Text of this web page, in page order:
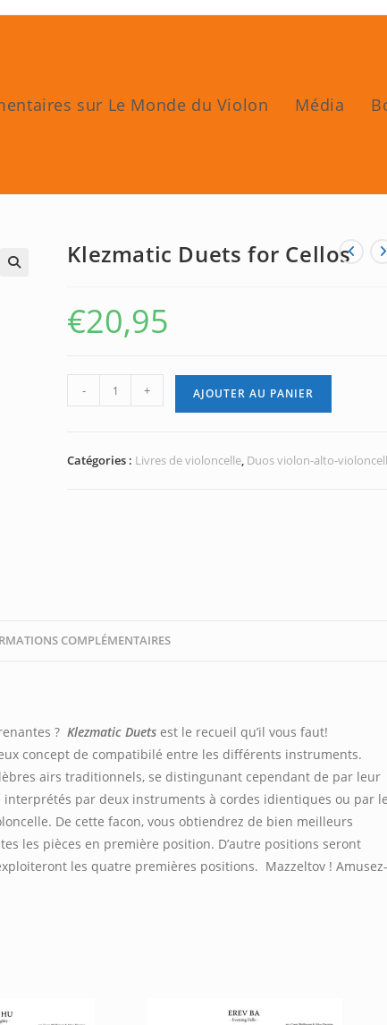
sur Le Monde du Violon Média
Klezmatic Duets for Cellos
€20,95
quantité
de
Duets
- + AJOUTER AU PANIER
Catégories : Livres de violoncelle, Duos violon-alto-
COMPLÉMENTAIRES
? Klezmatic Duets est le recueil qu’il vous faut!
concept de compatibilé entre les différents instruments.
airs traditionnels, se distingunant cependant de par leur
par deux instruments à cordes idientiques ou par
De cette facon, vous obtiendrez de bien meilleurs
les pièces en première position. D’autre positions seront
les quatre premières positions. Mazzeltov ! Amusez-